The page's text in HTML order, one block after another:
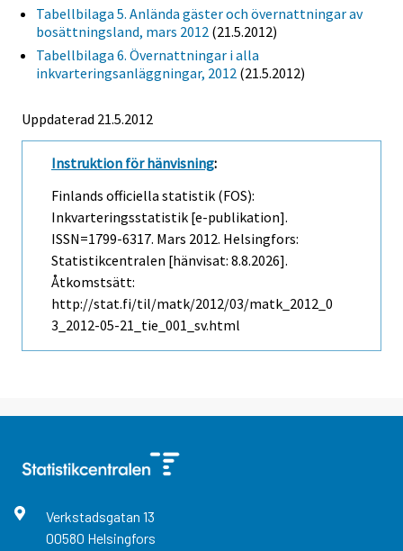
Tabellbilaga 5. Anlända gäster och övernattningar av
bosättningsland, mars 2012 (21.5.2012)
Tabellbilaga 6. Övernattningar i alla
inkvarteringsanläggningar, 2012 (21.5.2012)
Uppdaterad 21.5.2012
Instruktion för hänvisning:
Finlands officiella statistik (FOS):
Inkvarteringsstatistik [e-publikation].
ISSN=1799-6317. Mars 2012. Helsingfors:
Statistikcentralen [hänvisat: 8.8.2026].
Åtkomstsätt:
http://stat.fi/til/matk/2012/03/matk_2012_0
3_2012-05-21_tie_001_sv.html
Verkstadsgatan 13
00580 Helsingfors